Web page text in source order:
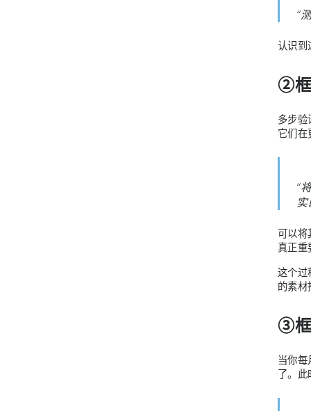
“
认识到
②框
多步验
它们在
“
可以将
真正重
这个过
的素材
③框
当你
了。此